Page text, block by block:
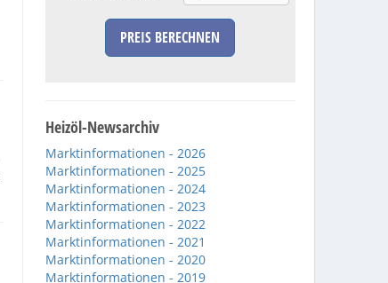
PREIS BERECHNEN
Heizöl-Newsarchiv
Marktinformationen - 2026
Marktinformationen - 2025
Marktinformationen - 2024
Marktinformationen - 2023
Marktinformationen - 2022
Marktinformationen - 2021
Marktinformationen - 2020
Marktinformationen - 2019